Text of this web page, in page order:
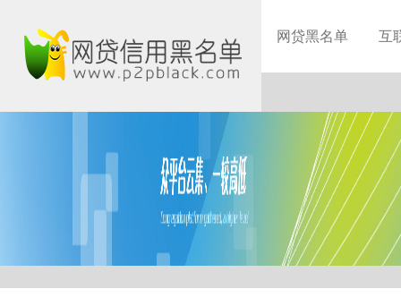
网贷黑名单 互